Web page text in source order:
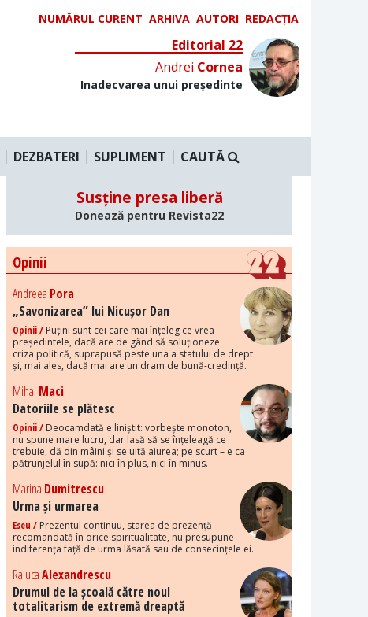
NUMĂRUL CURENT ARHIVA AUTORI REDACȚIA
Editorial 22
Andrei Cornea
Inadecvarea unui președinte
DEZBATERI SUPLIMENT CAUTĂ
Susține presa liberă
Donează pentru Revista22
Opinii
Andreea Pora
„Savonizarea” lui Nicușor Dan
Opinii / Puțini sunt cei care mai înțeleg ce vrea
președintele, dacă are de gând să soluționeze
criza politică, suprapusă peste una a statului de drept
și, mai ales, dacă mai are un dram de bună-credință.
Mihai Maci
Datoriile se plătesc
Opinii / Deocamdată e liniștit: vorbește monoton,
nu spune mare lucru, dar lasă să se înțeleagă ce
trebuie, dă din mâini și se uită aiurea; pe scurt – e ca
pătrunjelul în supă: nici în plus, nici în minus.
Marina Dumitrescu
Urma și urmarea
Eseu / Prezentul continuu, starea de prezență
recomandată în orice spiritualitate, nu presupune
indiferența față de urma lăsată sau de consecințele ei.
RalucaAlexandrescu
Drumul de la școală către noul
totalitarism de extremă dreaptă